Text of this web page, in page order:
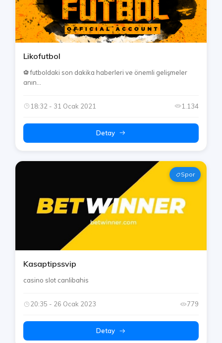
Likofutbol
⚽️ futboldaki son dakika haberleri ve önemli gelişmeler
anın...
18:32 - 31 Ocak 2021 1.134
Detay
Spor
Kasaptipssvip
casino slot canlibahis
20:35 - 26 Ocak 2023 779
Detay